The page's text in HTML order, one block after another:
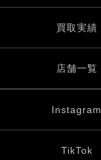
買取実績
店舗一覧
Instagram
TikTok